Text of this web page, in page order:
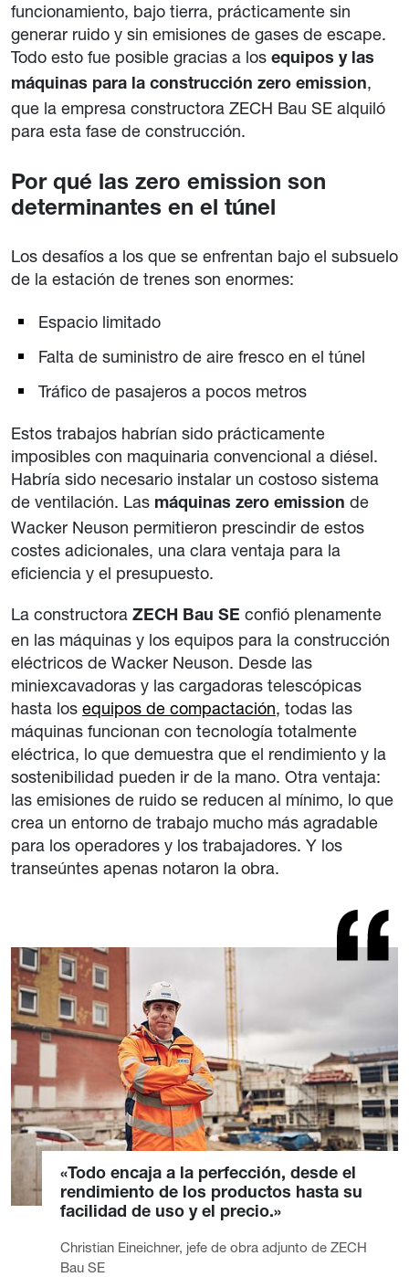
funcionamiento, bajo tierra, prácticamente sin
generar ruido y sin emisiones de gases de escape.
Todo esto fue posible gracias a los equipos y las
máquinas para la construcción zero emission,
que la empresa constructora ZECH Bau SE alquiló
para esta fase de construcción.
Por qué las zero emission son
determinantes en el túnel
Los desafíos a los que se enfrentan bajo el subsuelo
de la estación de trenes son enormes:
Espacio limitado
Falta de suministro de aire fresco en el túnel
Tráfico de pasajeros a pocos metros
Estos trabajos habrían sido prácticamente
imposibles con maquinaria convencional a diésel.
Habría sido necesario instalar un costoso sistema
de ventilación. Las máquinas zero emission de
Wacker Neuson permitieron prescindir de estos
costes adicionales, una clara ventaja para la
eficiencia y el presupuesto.
La constructora ZECH Bau SE confió plenamente
en las máquinas y los equipos para la construcción
eléctricos de Wacker Neuson. Desde las
miniexcavadoras y las cargadoras telescópicas
hasta los equipos de compactación, todas las
máquinas funcionan con tecnología totalmente
eléctrica, lo que demuestra que el rendimiento y la
sostenibilidad pueden ir de la mano. Otra ventaja:
las emisiones de ruido se reducen al mínimo, lo que
crea un entorno de trabajo mucho más agradable
para los operadores y los trabajadores. Y los
transeúntes apenas notaron la obra.
«Todo encaja a la perfección, desde el
rendimiento de los productos hasta su
facilidad de uso y el precio.»
Christian Eineichner, jefe de obra adjunto de ZECH
Bau SE